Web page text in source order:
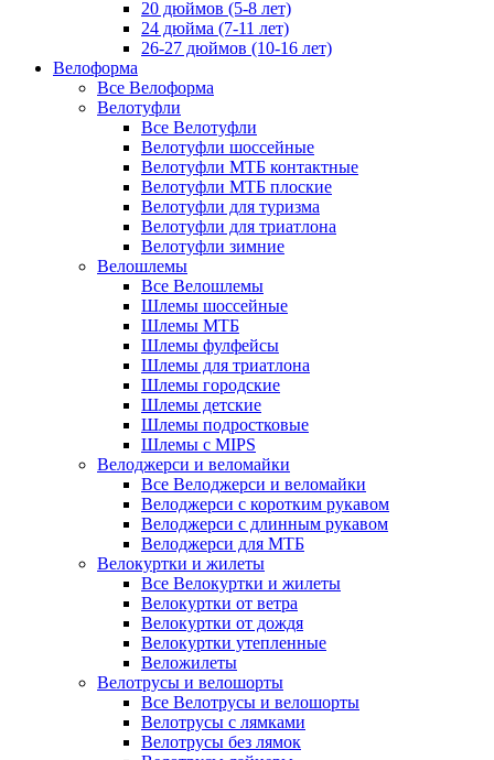
20 дюймов (5-8 лет)
24 дюйма (7-11 лет)
26-27 дюймов (10-16 лет)
Велоформа
Все Велоформа
Велотуфли
Все Велотуфли
Велотуфли шоссейные
Велотуфли МТБ контактные
Велотуфли МТБ плоские
Велотуфли для туризма
Велотуфли для триатлона
Велотуфли зимние
Велошлемы
Все Велошлемы
Шлемы шоссейные
Шлемы МТБ
Шлемы фулфейсы
Шлемы для триатлона
Шлемы городские
Шлемы детские
Шлемы подростковые
Шлемы с MIPS
Велоджерси и веломайки
Все Велоджерси и веломайки
Велоджерси с коротким рукавом
Велоджерси с длинным рукавом
Велоджерси для МТБ
Велокуртки и жилеты
Все Велокуртки и жилеты
Велокуртки от ветра
Велокуртки от дождя
Велокуртки утепленные
Веложилеты
Велотрусы и велошорты
Все Велотрусы и велошорты
Велотрусы с лямками
Велотрусы без лямок